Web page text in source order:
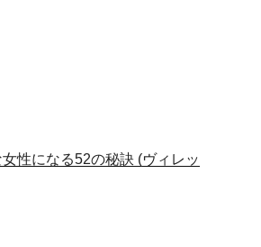
性になる52の秘訣 (ヴィレッ